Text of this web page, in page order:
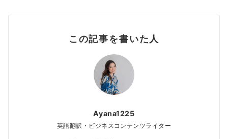
この記事を書いた人
Ayana1225
英語翻訳・ビジネスコンテンツライター